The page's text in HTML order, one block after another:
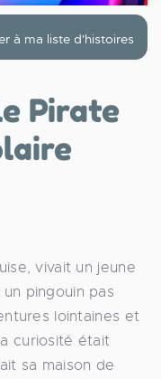
à ma liste d'histoires
Pirate
vivait un jeune
pingouin pas
lointaines et
curiosité était
sa maison de